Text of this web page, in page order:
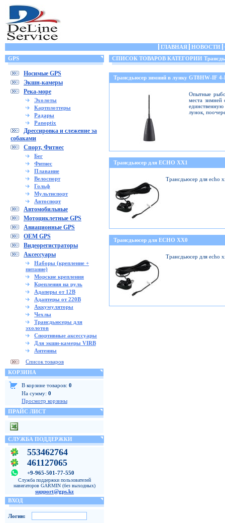
ГЛАВНАЯ НОВОСТИ
GPS
Носимые GPS
Экшн-камеры
Река-море
Эхолоты
Картплоттеры
Радары
Panoptix
Дрессировка и слежение за
собаками
Спорт, Фитнес
Бег
Фитнес
Плавание
Велоспорт
Гольф
Мультиспорт
Автоспорт
Автомобильные
Мотоциклетные GPS
Авиационные GPS
OEM GPS
Видеорегистраторы
Аксессуары
Наборы (крепление +
питание)
Морские крепления
Крепления на руль
Адаперы от 12В
Адаптеры от 220В
Аккумуляторы
Чехлы
Трансдьюсеры для
эхолотов
Спортивные аксессуары
Для экшн-камеры VIRB
Антенны
Список товаров
КОРЗИНА
В корзине товаров: 0
На сумму: 0
Просмотр корзины
ПРАЙС ЛИСТ
СЛУЖБА ПОДДЕРЖКИ
553462764
461127065
+9-965-501-77-550
Служба поддержки пользователей
навигаторов GARMIN (без выходных)
support@gps.kz
ВХОД
Логин:
СПИСОК ТОВАРОВ КАТЕГОРИИ
Трансдьюсер зимний в лунку GT8HW-IF
Опытные
места зимней
лунок,
Трансдьюсер для ECHO XX1
Трансдьюсер для echo
Трансдьюсер для ECHO XX0
Трансдьюсер для echo